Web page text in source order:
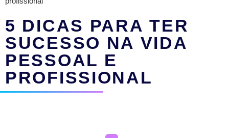
5 DICAS PARA TER
SUCESSO NA VIDA
PESSOAL E
PROFISSIONAL